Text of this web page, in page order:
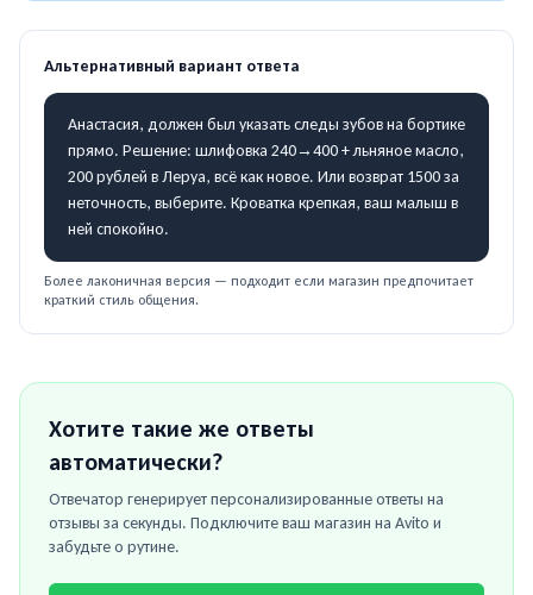
Альтернативный вариант ответа
Анастасия, должен был указать следы зубов на бортике
прямо. Решение: шлифовка 240→400 + льняное масло,
200 рублей в Леруа, всё как новое. Или возврат 1500 за
неточность, выберите. Кроватка крепкая, ваш малыш в
ней спокойно.
Более лаконичная версия — подходит если магазин предпочитает
краткий стиль общения.
Хотите такие же ответы
автоматически?
Отвечатор генерирует персонализированные ответы на
отзывы за секунды. Подключите ваш магазин на Avito и
забудьте о рутине.